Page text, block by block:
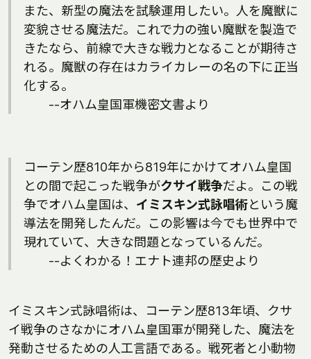
また、新型の魔法を試験運用したい。人を魔獣に
変貌させる魔法だ。これで力の強い魔獣を製造で
きたなら、前線で大きな戦力となることが期待さ
れる。魔獣の存在はカライカレーの名の下に正当
化する。
--オハム皇国軍機密文書より
コーテン歴810年から819年にかけてオハム皇国
との間で起こった戦争がクサイ戦争だよ。この戦
争でオハム皇国は、 イミスキン式詠唱術という魔
導法を開発したんだ。この影響は今でも世界中で
現れていて、大きな問題となっているんだ。
--よくわかる！エナト連邦の歴史より
イミスキン式詠唱術は、コーテン歴813年頃、クサ
イ戦争のさなかにオハム皇国軍が開発した、魔法を
発動させるための人工言語である。戦死者と小動物